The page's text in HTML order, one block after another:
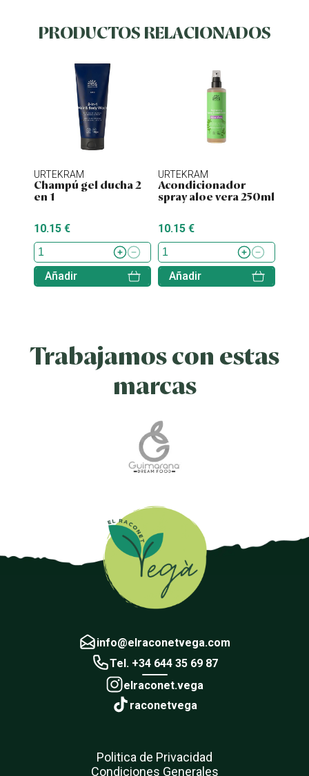
PRODUCTOS RELACIONADOS
URTEKRAM
Champú gel ducha 2
en 1
10.15 €
Añadir
URTEKRAM
Acondicionador
spray aloe vera 250ml
10.15 €
Añadir
Trabajamos con estas
marcas
info@elraconetvega.com
Tel. +34 644 35 69 87
elraconet.vega
raconetvega
Politica de Privacidad
Condiciones Generales